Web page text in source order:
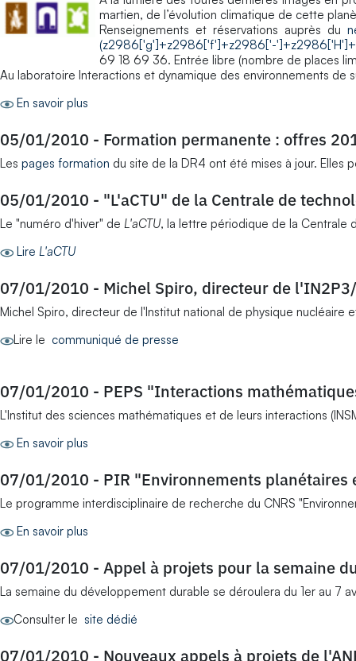
martien, de l’évolution climatique de cette
Renseignements et réservations auprès du
(z2986['g']+z2986['f']+z2986['-
69 18 69 36. Entrée libre (nombre de places
Au laboratoire Interactions et dynamique des environnements de
En savoir plus
05/01/2010 - Formation permanente : offres
Les pages formation du site de la DR4 ont été mises à jour.
05/01/2010 - "L'aCTU" de la Centrale de
Le "numéro d'hiver" de L'aCTU, la lettre périodique de la Centrale
Lire L'aCTU
07/01/2010 - Michel Spiro, directeur de
Michel Spiro, directeur de l'Institut national de physique
Lire le communiqué de presse
07/01/2010 - PEPS "Interactions
L'Institut des sciences mathématiques et de leurs interactions
En savoir plus
07/01/2010 - PIR "Environnements planétaires
Le programme interdisciplinaire de recherche du CNRS
En savoir plus
07/01/2010 - Appel à projets pour la semaine
La semaine du développement durable se déroulera du 1er au 7
Consulter le site dédié
07/01/2010 - Nouveaux appels à projets de